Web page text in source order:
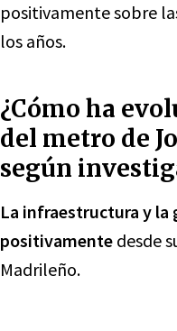
positivamente sobre
los años.
¿Cómo ha
del metro de
según
La infraestructura y la
positivamente desde
Madrileño.